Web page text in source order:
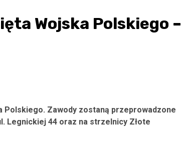
Wojska Polskiego –
Polskiego. Zawody zostaną przeprowadzone
Legnickiej 44 oraz na strzelnicy Złote